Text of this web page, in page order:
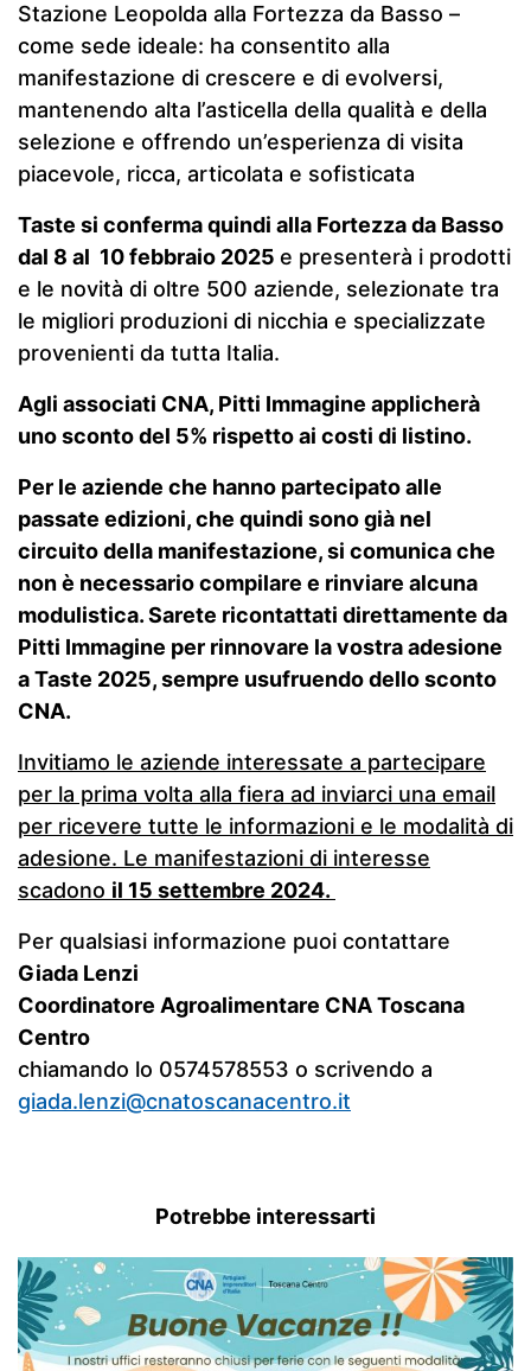
Stazione Leopolda alla Fortezza da Basso –
come sede ideale: ha consentito alla
manifestazione di crescere e di evolversi,
mantenendo alta l’asticella della qualità e della
selezione e offrendo un’esperienza di visita
piacevole, ricca, articolata e sofisticata
Taste si conferma quindi alla Fortezza da Basso
dal 8 al 10 febbraio 2025 e presenterà i prodotti
e le novità di oltre 500 aziende, selezionate tra
le migliori produzioni di nicchia e specializzate
provenienti da tutta Italia.
Agli associati CNA, Pitti Immagine applicherà
uno sconto del 5% rispetto ai costi di listino.
Per le aziende che hanno partecipato alle
passate edizioni, che quindi sono già nel
circuito della manifestazione, si comunica che
non è necessario compilare e rinviare alcuna
modulistica. Sarete ricontattati direttamente da
Pitti Immagine per rinnovare la vostra adesione
a Taste 2025, sempre usufruendo dello sconto
CNA.
Invitiamo le aziende interessate a partecipare
per la prima volta alla fiera ad inviarci una email
per ricevere tutte le informazioni e le modalità di
adesione. Le manifestazioni di interesse
scadono il 15 settembre 2024.
Per qualsiasi informazione puoi contattare
Giada Lenzi
Coordinatore Agroalimentare CNA Toscana
Centro
chiamando lo 0574578553 o scrivendo a
giada.lenzi@cnatoscanacentro.it
Potrebbe interessarti